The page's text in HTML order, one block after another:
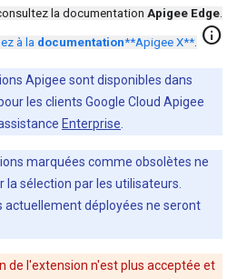
la documentation Apigee Edge.
à la documentation**Apigee X**. info
Apigee sont disponibles dans
les clients Google Cloud Apigee
Enterprise
marquées comme obsolètes ne
sélection par les utilisateurs.
actuellement déployées ne seront
de l'extension n'est plus acceptée et